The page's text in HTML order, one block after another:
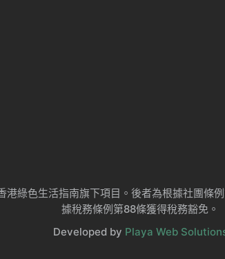
綠色生活指南旗下項目。後者為根據社團條
據稅務條例第88條獲得稅務豁免。
Developed by Playa Web